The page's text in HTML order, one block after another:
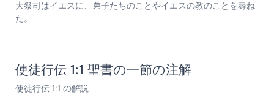
大祭司はイエスに、弟子たちのことやイエスの教のことを尋ね
た。
使徒行伝 1:1 聖書の一節の注解
使徒行伝 1:1 の解説